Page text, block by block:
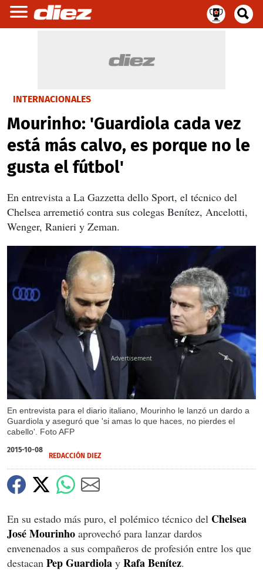
INTERNACIONALES
Mourinho: 'Guardiola cada vez
está más calvo, es porque no le
gusta el fútbol'
En entrevista a La Gazzetta dello Sport, el técnico del
Chelsea arremetió contra sus colegas Benítez, Ancelotti,
Wenger, Ranieri y Zeman.
En entrevista para el diario italiano, Mourinho le lanzó un dardo a
Guardiola y aseguró que 'si amas lo que haces, no pierdes el
cabello'. Foto AFP
X
2015-10-08
REDACCIÓN DIEZ
En su estado más puro, el polémico técnico del Chelsea
José Mourinho aprovechó para lanzar dardos
envenenados a sus compañeros de profesión entre los que
destacan Pep Guardiola y Rafa Benítez.